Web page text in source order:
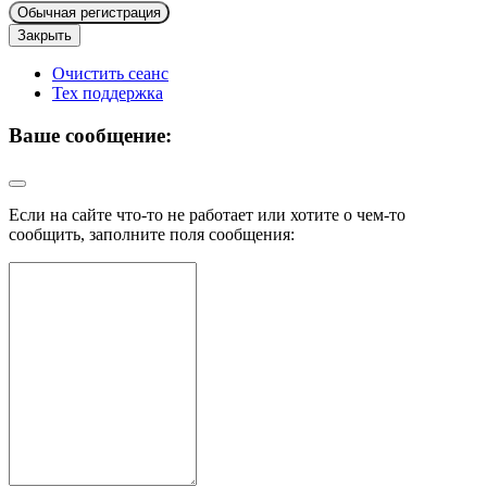
Обычная регистрация
Закрыть
Очистить сеанс
Тех поддержка
Ваше сообщение:
Если на сайте что-то не работает или хотите о чем-то
сообщить, заполните поля сообщения: